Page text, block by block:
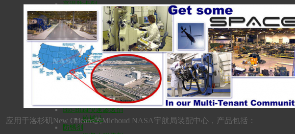
高温防卡剂
齿轮、导轨、主轴油
环保齿轮油
真空泵油
空压机油
涡轮机油
凿岩机油
防锈润滑剂
BPL多功能防锈润滑剂
食品级BPL防锈润滑剂
BPL食品级白色润滑剂
Bio-Dry食品级干膜润滑剂
Bio-Blast快速渗透剂
枪械油
防锈剂
应用于洛杉矶New Orleans的Michoud NASA宇航局装配中心，产品包括：